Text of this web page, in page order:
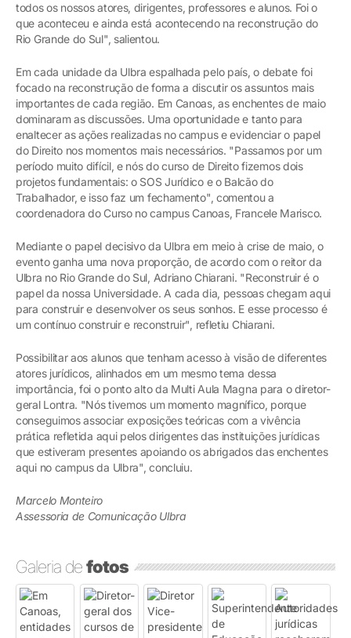
todos os nossos atores, dirigentes, professores e alunos. Foi o
que aconteceu e ainda está acontecendo na reconstrução do
Rio Grande do Sul", salientou.
Em cada unidade da Ulbra espalhada pelo país, o debate foi
focado na reconstrução de forma a discutir os assuntos mais
importantes de cada região. Em Canoas, as enchentes de maio
dominaram as discussões. Uma oportunidade e tanto para
enaltecer as ações realizadas no campus e evidenciar o papel
do Direito nos momentos mais necessários. "Passamos por um
período muito difícil, e nós do curso de Direito fizemos dois
projetos fundamentais: o SOS Jurídico e o Balcão do
Trabalhador, e isso faz um fechamento", comentou a
coordenadora do Curso no campus Canoas, Francele Marisco.
Mediante o papel decisivo da Ulbra em meio à crise de maio, o
evento ganha uma nova proporção, de acordo com o reitor da
Ulbra no Rio Grande do Sul, Adriano Chiarani. "Reconstruir é o
papel da nossa Universidade. A cada dia, pessoas chegam aqui
para construir e desenvolver os seus sonhos. E esse processo é
um contínuo construir e reconstruir", refletiu Chiarani.
Possibilitar aos alunos que tenham acesso à visão de diferentes
atores jurídicos, alinhados em um mesmo tema dessa
importância, foi o ponto alto da Multi Aula Magna para o diretor-
geral Lontra. "Nós tivemos um momento magnífico, porque
conseguimos associar exposições teóricas com a vivência
prática refletida aqui pelos dirigentes das instituições jurídicas
que estiveram presentes apoiando os abrigados das enchentes
aqui no campus da Ulbra", concluiu.
Marcelo Monteiro
Assessoria de Comunicação Ulbra
Galeria defotos